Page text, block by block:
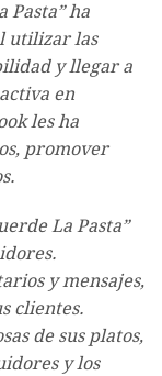
Pasta” ha
utilizar las
y llegar a
en
les ha
promover
La Pasta”
y mensajes,
clientes.
de sus platos,
y los